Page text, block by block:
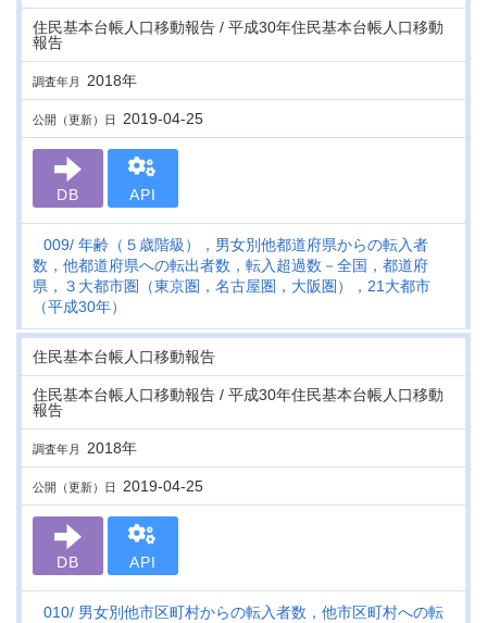
住民基本台帳人口移動報告 / 平成30年住民基本台帳人口移動
報告
調査年月 2018年
公開（更新）日 2019-04-25
DB API
009 年齢（５歳階級），男女別他都道府県からの転入者
数，他都道府県への転出者数，転入超過数－全国，都道府
県，３大都市圏（東京圏，名古屋圏，大阪圏），21大都市
（平成30年）
住民基本台帳人口移動報告
住民基本台帳人口移動報告 / 平成30年住民基本台帳人口移動
報告
調査年月 2018年
公開（更新）日 2019-04-25
DB API
010 男女別他市区町村からの転入者数，他市区町村への転